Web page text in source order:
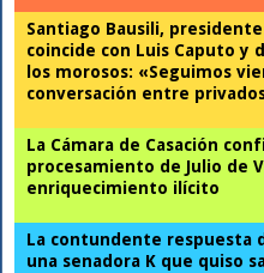
Santiago Bausili,
coincide con Luis Caputo y
los morosos: «Seguimos
conversación entre
La Cámara de Casación
procesamiento de Julio de
enriquecimiento ilícito
La contundente respuesta
una senadora K que quiso